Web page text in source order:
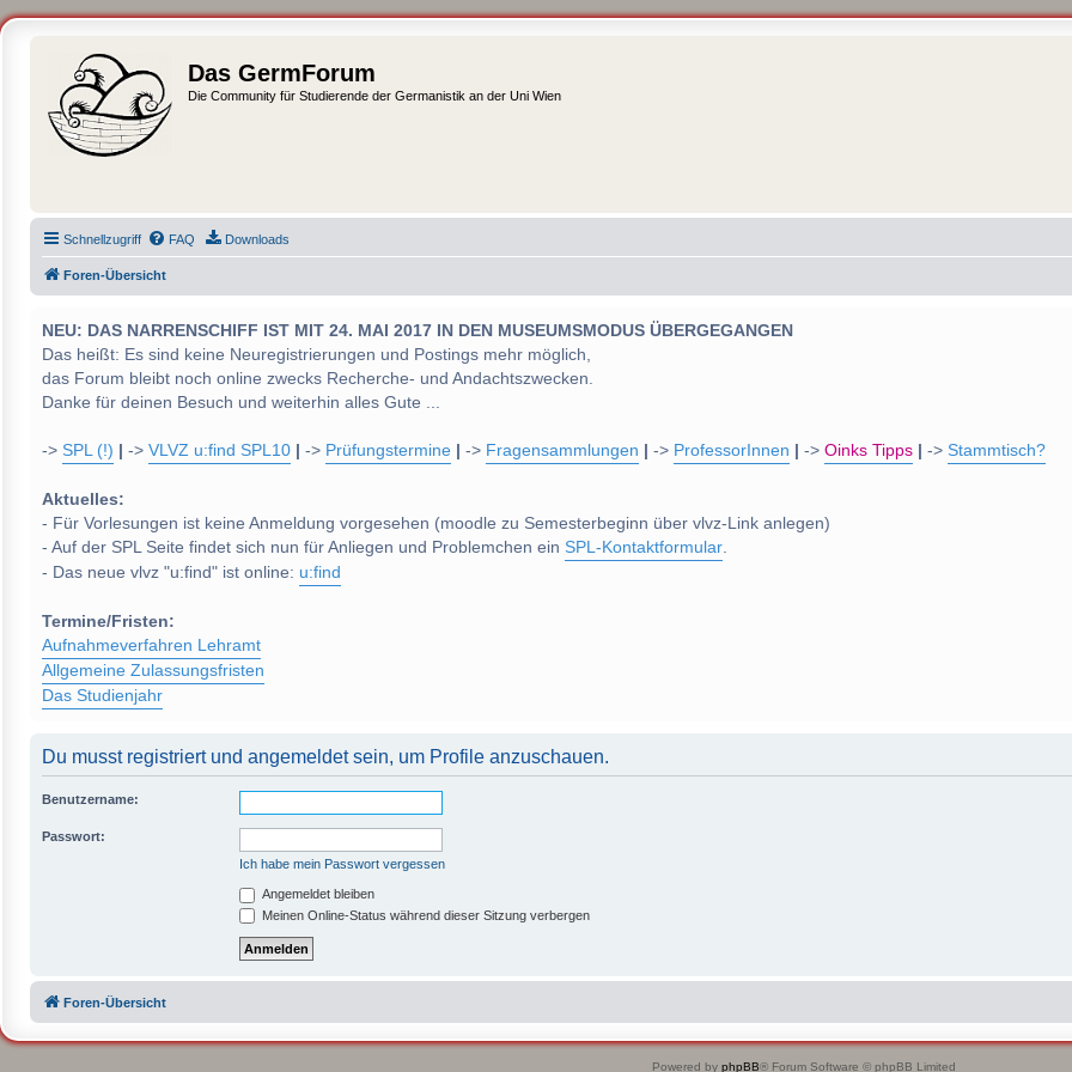
Das GermForum
Die Community für Studierende der Germanistik an der Uni Wien
Schnellzugriff FAQ Downloads
Foren-Übersicht
NEU: DAS NARRENSCHIFF IST MIT 24. MAI 2017 IN DEN MUSEUMSMODUS ÜBERGEGANGEN
Das heißt: Es sind keine Neuregistrierungen und Postings mehr möglich,
das Forum bleibt noch online zwecks Recherche- und Andachtszwecken.
Danke für deinen Besuch und weiterhin alles Gute ...
-> SPL (!) -> VLVZ u:find SPL10 -> Prüfungstermine -> Fragensammlungen -> ProfessorInnen -> Oinks Tipps -> Stammtisch?
Aktuelles:
- Für Vorlesungen ist keine Anmeldung vorgesehen (moodle zu Semesterbeginn über vlvz-Link anlegen)
- Auf der SPL Seite findet sich nun für Anliegen und Problemchen ein SPL-Kontaktformular.
- Das neue vlvz "u:find" ist online: u:find
Termine/Fristen:
Aufnahmeverfahren Lehramt
Allgemeine Zulassungsfristen
Das Studienjahr
Du musst registriert und angemeldet sein, um Profile anzuschauen.
Benutzername:
Passwort:
Ich habe mein Passwort vergessen
Angemeldet bleiben
Meinen Online-Status während dieser Sitzung verbergen
Foren-Übersicht
Powered by phpBB® Forum Software © phpBB Limited